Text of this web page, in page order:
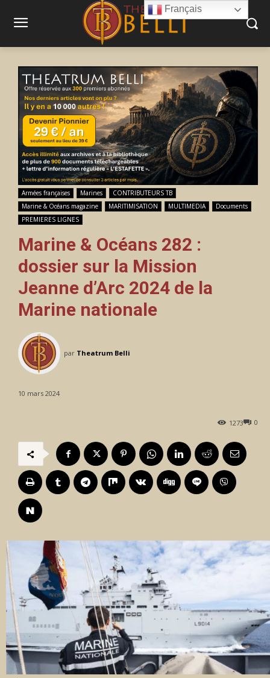
Armées françaises Marines
CONTRIBUTEURS TB
Marine & Océans magazine
MARITIMISATION MULTIMEDIA
Documents
PREMIERES LIGNES
Marine & Océans 282 :
dossier sur la Mission
Jeanne d’Arc 2024 de la
Marine nationale
par Theatrum Belli
10 mars 2024
0
1273
Français